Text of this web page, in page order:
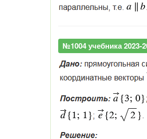
№1004 учебника 2023-